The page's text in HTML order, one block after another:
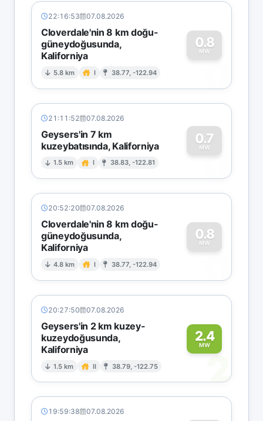
22:16:53 07.08.2026
Cloverdale'nin 8 km doğu-
güneydoğusunda,
Kaliforniya
5.8 km I 38.77, -122.94
0.8
MW
0
21:11:52 07.08.2026
Geysers'in 7 km
kuzeybatısında, Kaliforniya
1.5 km I 38.83, -122.81
0.7
MW
0
20:52:20 07.08.2026
Cloverdale'nin 8 km doğu-
güneydoğusunda,
Kaliforniya
4.8 km I 38.77, -122.94
0.8
MW
0
20:27:50 07.08.2026
Geysers'in 2 km kuzey-
kuzeydoğusunda,
Kaliforniya
1.5 km II 38.79, -122.75
2.4
MW
2
19:59:38 07.08.2026